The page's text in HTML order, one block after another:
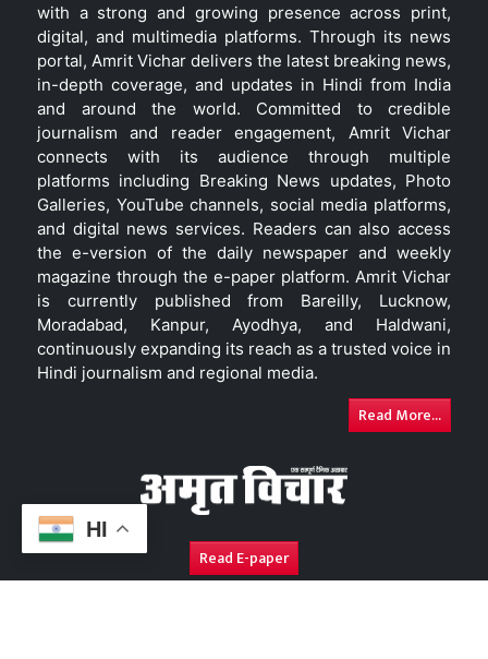
HI
with a strong and growing presence across print,
digital, and multimedia platforms. Through its news
portal, Amrit Vichar delivers the latest breaking news,
in-depth coverage, and updates in Hindi from India
and around the world. Committed to credible
journalism and reader engagement, Amrit Vichar
connects with its audience through multiple
platforms including Breaking News updates, Photo
Galleries, YouTube channels, social media platforms,
and digital news services. Readers can also access
the e-version of the daily newspaper and weekly
magazine through the e-paper platform. Amrit Vichar
is currently published from Bareilly, Lucknow,
Moradabad, Kanpur, Ayodhya, and Haldwani,
continuously expanding its reach as a trusted voice in
Hindi journalism and regional media.
Read More...
Read E-paper